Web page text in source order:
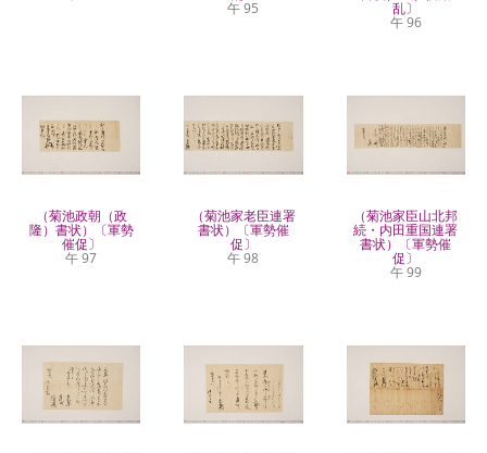
午 95 乱〕
午 96
（菊池政朝（政
隆）書状）〔軍勢
催促〕
午 97
（菊池家老臣連署
書状）〔軍勢催
促〕
午 98
（菊池家臣山北邦
続・内田重国連署
書状）〔軍勢催
促〕
午 99